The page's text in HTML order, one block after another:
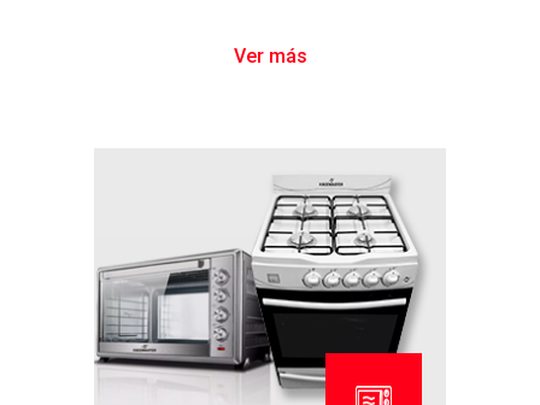
Ver más